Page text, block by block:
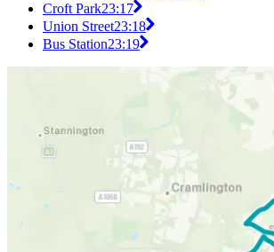
Croft Park23:17
Union Street23:18
Bus Station23:19